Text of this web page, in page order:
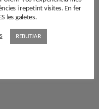
i repetint visites. En fer
les galetes.
REBUTJAR